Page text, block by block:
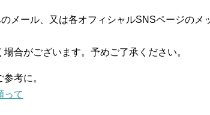
メール、又は各オフィシャルSNSページのメ
合がございます。予めご了承ください。
考に。
って